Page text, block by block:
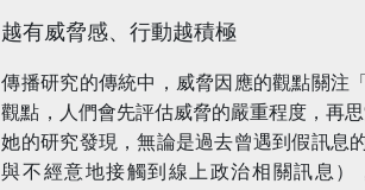
越有威脅感、行動越積極
傳播研究的傳統中，威脅因應的觀點關注
觀點，人們會先評估威脅的嚴重程度，再
她的研究發現，無論是過去曾遇到假訊息
與不經意地接觸到線上政治相關訊息）